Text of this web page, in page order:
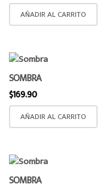
AÑADIR AL CARRITO
SOMBRA
$169.90
AÑADIR AL CARRITO
SOMBRA